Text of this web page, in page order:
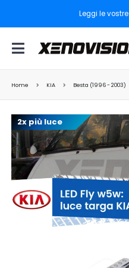
Leggi le vostre
Home KIA Besta (1996 - 2003)
2x più luce